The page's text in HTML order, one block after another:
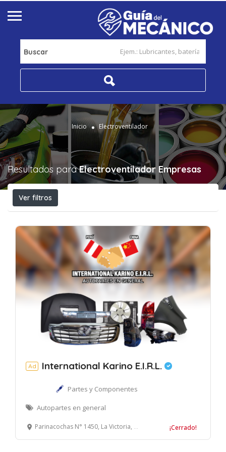
Buscar
Inicio Electroventilador
Resultados paraElectroventilador Empresas
Ver filtros
Ad International Karino E.I.R.L.
Partes y Componentes
Autopartes en general
Parinacochas N° 1450, La Victoria, Lima ¡Cerrado!